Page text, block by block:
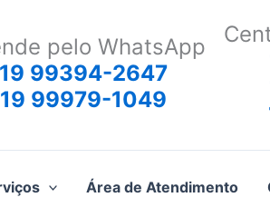
pelo WhatsApp
19 99394-2647
19 99979-1049
Área de Atendimento